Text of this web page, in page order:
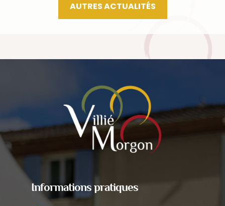
AUTRES ACTUALITÉS
Informations pratiques